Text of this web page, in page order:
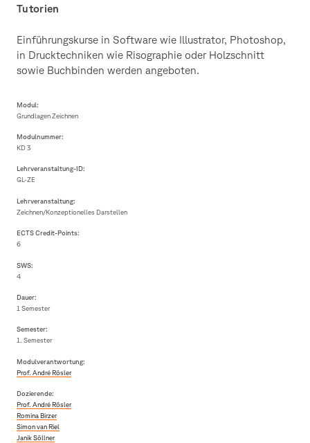
Tutorien
Einführungskurse in Software wie Illustrator, Photoshop,
in Drucktechniken wie Risographie oder Holzschnitt
sowie Buchbinden werden angeboten.
Modul:
Grundlagen Zeichnen
Modulnummer:
KD 3
Lehrveranstaltung-ID:
GL-ZE
Lehrveranstaltung:
Zeichnen/Konzeptionelles Darstellen
ECTS Credit-Points:
6
SWS:
4
Dauer:
1 Semester
Semester:
1. Semester
Modulverantwortung:
Prof. André Rösler
Dozierende:
Prof. André Rösler
Romina Birzer
Simon van Riel
Janik Söllner